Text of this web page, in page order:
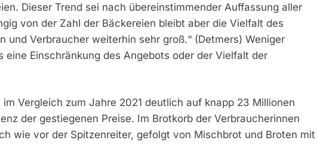
Dieser Trend sei nach übereinstimmender Auffassung aller
von der Zahl der Bäckereien bleibt aber die Vielfalt des
und Verbraucher weiterhin sehr groß.“ (Detmers) Weniger
eine Einschränkung des Angebots oder der Vielfalt der
Vergleich zum Jahre 2021 deutlich auf knapp 23 Millionen
der gestiegenen Preise. Im Brotkorb der Verbraucherinnen
wie vor der Spitzenreiter, gefolgt von Mischbrot und Broten mit